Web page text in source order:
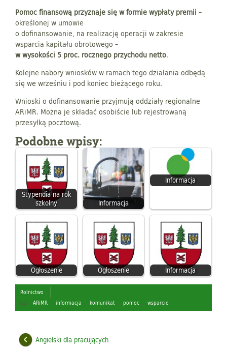
Pomoc finansową przyznaje się w formie wypłaty premii –
określonej w umowie
o dofinansowanie, na realizację operacji w zakresie
wsparcia kapitału obrotowego –
w wysokości 5 proc. rocznego przychodu netto.
Kolejne nabory wniosków w ramach tego działania odbędą
się we wrześniu i pod koniec bieżącego roku.
Wnioski o dofinansowanie przyjmują oddziały regionalne
ARiMR. Można je składać osobiście lub rejestrowaną
przesyłką pocztową.
Podobne wpisy:
Stypendia na rok
szkolny
Informacja
Informacja
Ogłoszenie Ogłoszenie Informacja
Rolnictwo
Tagi:
ARiMR , informacja , komunikat , pomoc , wsparcie
Angielski dla pracujących